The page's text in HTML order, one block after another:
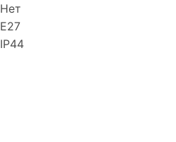
Нет
E27
IP44